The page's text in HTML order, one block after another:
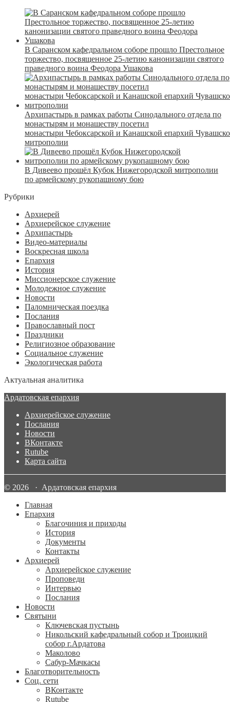
В Саранском кафедральном соборе прошло Престольное
торжество, посвященное 25-летию канонизации святого
праведного воина Феодора Ушакова
Архипастырь в рамках работы Синодального отдела по
монастырям и монашеству посетил
монастыри Чебоксарской и Канашской епархий
митрополии
В Дивеево прошёл Кубок Нижегородской митрополии
по армейскому рукопашному бою
Рубрики
Архиерей
Архиерейское служение
Архипастырь
Видео-материалы
Воскресная школа
Епархия
История
Миссионерское служение
Молодежное служение
Новости
Паломническая поездка
Послания
Православный пост
Праздники
Религиозное образование
Социальное служение
Экологическая работа
Актуальная аналитика
Ардатовская епархия
Архиерейское служение
Послания
Новости
ВКонтакте
Rutube
Карта сайта
© 2026 · Ардатовская епархия
Главная
Епархия
Благочиния и приходы
История
Документы
Контакты
Архиерей
Архиерейское служение
Проповеди
Интервью
Послания
Новости
Святыни
Ключевская пустынь
Никольский кафедральный собор и Троицкий
собор г.Ардатова
Маколово
Сабур-Мачкасы
Благотворительность
Соц. сети
ВКонтакте
Rutube